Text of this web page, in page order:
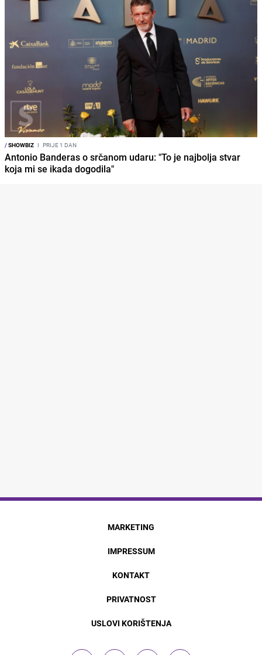
/SHOWBIZ I PRIJE 1 DAN
Antonio Banderas o srčanom udaru: "To je najbolja stvar
koja mi se ikada dogodila"
MARKETING
IMPRESSUM
KONTAKT
PRIVATNOST
USLOVI KORIŠTENJA